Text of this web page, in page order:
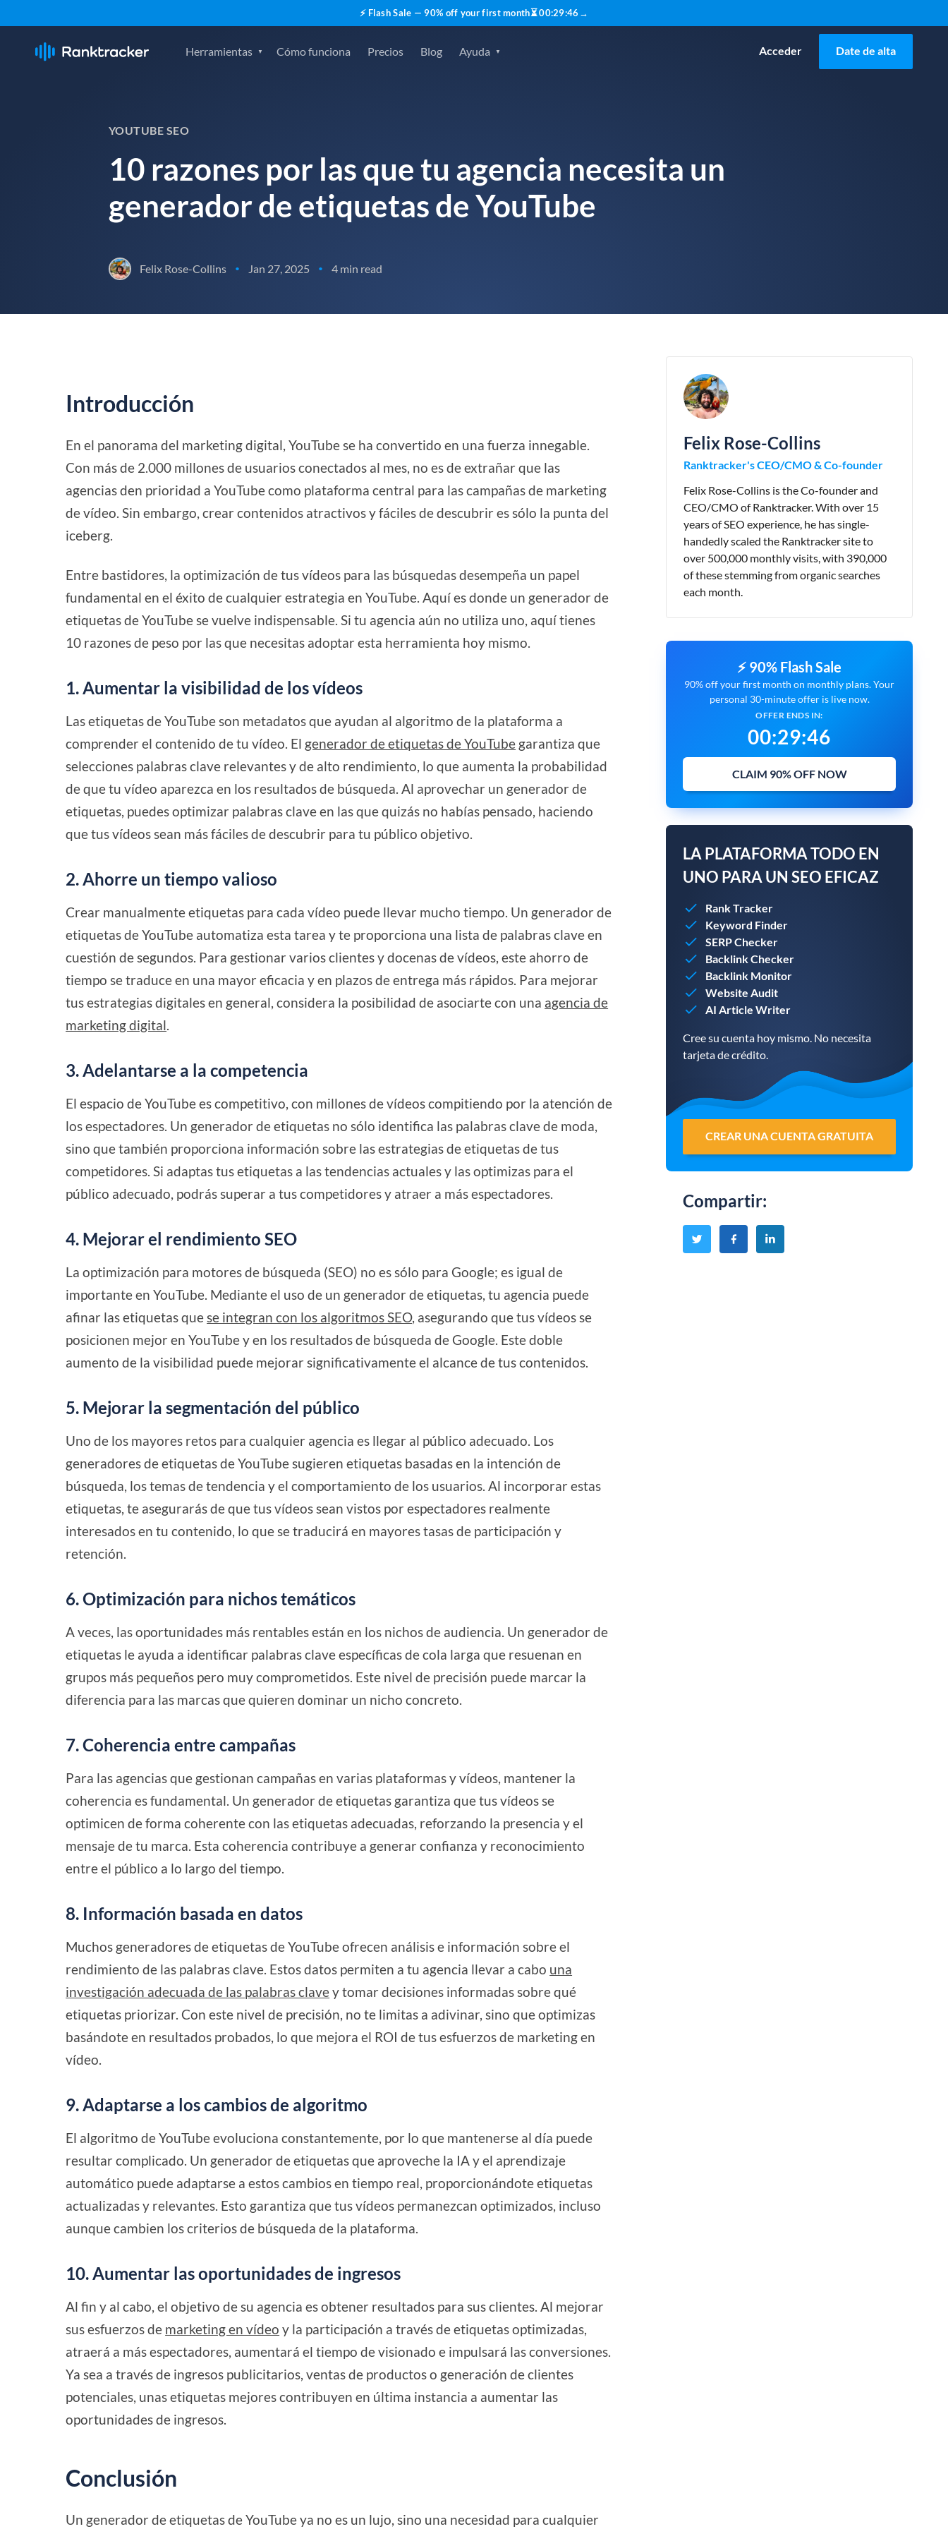
⚡ Flash Sale — 90% off your first month⏳00:29:45 →
Herramientas Cómo funciona Precios Blog Ayuda Acceder Date de alta
YOUTUBE SEO
10 razones por las que tu agencia necesita un
generador de etiquetas de YouTube
Felix Rose-Collins • Jan 27, 2025 • 4 min read
Introducción
En el panorama del marketing digital, YouTube se ha convertido en una fuerza innegable.
Con más de 2.000 millones de usuarios conectados al mes, no es de extrañar que las
agencias den prioridad a YouTube como plataforma central para las campañas de marketing
de vídeo. Sin embargo, crear contenidos atractivos y fáciles de descubrir es sólo la punta del
iceberg.
Entre bastidores, la optimización de tus vídeos para las búsquedas desempeña un papel
fundamental en el éxito de cualquier estrategia en YouTube. Aquí es donde un generador de
etiquetas de YouTube se vuelve indispensable. Si tu agencia aún no utiliza uno, aquí tienes
10 razones de peso por las que necesitas adoptar esta herramienta hoy mismo.
1. Aumentar la visibilidad de los vídeos
Las etiquetas de YouTube son metadatos que ayudan al algoritmo de la plataforma a
comprender el contenido de tu vídeo. El generador de etiquetas de YouTube garantiza que
selecciones palabras clave relevantes y de alto rendimiento, lo que aumenta la probabilidad
de que tu vídeo aparezca en los resultados de búsqueda. Al aprovechar un generador de
etiquetas, puedes optimizar palabras clave en las que quizás no habías pensado, haciendo
que tus vídeos sean más fáciles de descubrir para tu público objetivo.
2. Ahorre un tiempo valioso
Crear manualmente etiquetas para cada vídeo puede llevar mucho tiempo. Un generador de
etiquetas de YouTube automatiza esta tarea y te proporciona una lista de palabras clave en
cuestión de segundos. Para gestionar varios clientes y docenas de vídeos, este ahorro de
tiempo se traduce en una mayor eficacia y en plazos de entrega más rápidos. Para mejorar
tus estrategias digitales en general, considera la posibilidad de asociarte con una agencia de
marketing digital.
3. Adelantarse a la competencia
El espacio de YouTube es competitivo, con millones de vídeos compitiendo por la atención de
los espectadores. Un generador de etiquetas no sólo identifica las palabras clave de moda,
sino que también proporciona información sobre las estrategias de etiquetas de tus
competidores. Si adaptas tus etiquetas a las tendencias actuales y las optimizas para el
público adecuado, podrás superar a tus competidores y atraer a más espectadores.
4. Mejorar el rendimiento SEO
La optimización para motores de búsqueda (SEO) no es sólo para Google; es igual de
importante en YouTube. Mediante el uso de un generador de etiquetas, tu agencia puede
afinar las etiquetas quese integran con los algoritmos SEO, asegurando que tus vídeos se
posicionen mejor en YouTube y en los resultados de búsqueda de Google. Este doble
aumento de la visibilidad puede mejorar significativamente el alcance de tus contenidos.
5. Mejorar la segmentación del público
Uno de los mayores retos para cualquier agencia es llegar al público adecuado. Los
generadores de etiquetas de YouTube sugieren etiquetas basadas en la intención de
búsqueda, los temas de tendencia y el comportamiento de los usuarios. Al incorporar estas
etiquetas, te asegurarás de que tus vídeos sean vistos por espectadores realmente
interesados en tu contenido, lo que se traducirá en mayores tasas de participación y
retención.
6. Optimización para nichos temáticos
A veces, las oportunidades más rentables están en los nichos de audiencia. Un generador de
etiquetas le ayuda a identificar palabras clave específicas de cola larga que resuenan en
grupos más pequeños pero muy comprometidos. Este nivel de precisión puede marcar la
diferencia para las marcas que quieren dominar un nicho concreto.
7. Coherencia entre campañas
Para las agencias que gestionan campañas en varias plataformas y vídeos, mantener la
coherencia es fundamental. Un generador de etiquetas garantiza que tus vídeos se
optimicen de forma coherente con las etiquetas adecuadas, reforzando la presencia y el
mensaje de tu marca. Esta coherencia contribuye a generar confianza y reconocimiento
entre el público a lo largo del tiempo.
8. Información basada en datos
Muchos generadores de etiquetas de YouTube ofrecen análisis e información sobre el
rendimiento de las palabras clave. Estos datos permiten a tu agencia llevar a cabo una
investigación adecuada de las palabras clavey tomar decisiones informadas sobre qué
etiquetas priorizar. Con este nivel de precisión, no te limitas a adivinar, sino que optimizas
basándote en resultados probados, lo que mejora el ROI de tus esfuerzos de marketing en
vídeo.
9. Adaptarse a los cambios de algoritmo
El algoritmo de YouTube evoluciona constantemente, por lo que mantenerse al día puede
resultar complicado. Un generador de etiquetas que aproveche la IA y el aprendizaje
automático puede adaptarse a estos cambios en tiempo real, proporcionándote etiquetas
actualizadas y relevantes. Esto garantiza que tus vídeos permanezcan optimizados, incluso
aunque cambien los criterios de búsqueda de la plataforma.
10. Aumentar las oportunidades de ingresos
Al fin y al cabo, el objetivo de su agencia es obtener resultados para sus clientes. Al mejorar
sus esfuerzos de marketing en vídeo y la participación a través de etiquetas optimizadas,
atraerá a más espectadores, aumentará el tiempo de visionado e impulsará las conversiones.
Ya sea a través de ingresos publicitarios, ventas de productos o generación de clientes
potenciales, unas etiquetas mejores contribuyen en última instancia a aumentar las
oportunidades de ingresos.
Conclusión
Un generador de etiquetas de YouTube ya no es un lujo, sino una necesidad para cualquier
Felix Rose-Collins
Ranktracker's CEO/CMO & Co-founder
Felix Rose-Collins is the Co-founder and
CEO/CMO of Ranktracker. With over 15
years of SEO experience, he has single-
handedly scaled the Ranktracker site to
over 500,000 monthly visits, with 390,000
of these stemming from organic searches
each month.
⚡ 90% Flash Sale
90% off your first month on monthly plans. Your
personal 30-minute offer is live now.
OFFER ENDS IN:
00:29:45
CLAIM 90% OFF NOW
LA PLATAFORMA TODO EN
UNO PARA UN SEO EFICAZ
Rank Tracker
Keyword Finder
SERP Checker
Backlink Checker
Backlink Monitor
Website Audit
AI Article Writer
Cree su cuenta hoy mismo. No necesita
tarjeta de crédito.
CREAR UNA CUENTA GRATUITA
Compartir: